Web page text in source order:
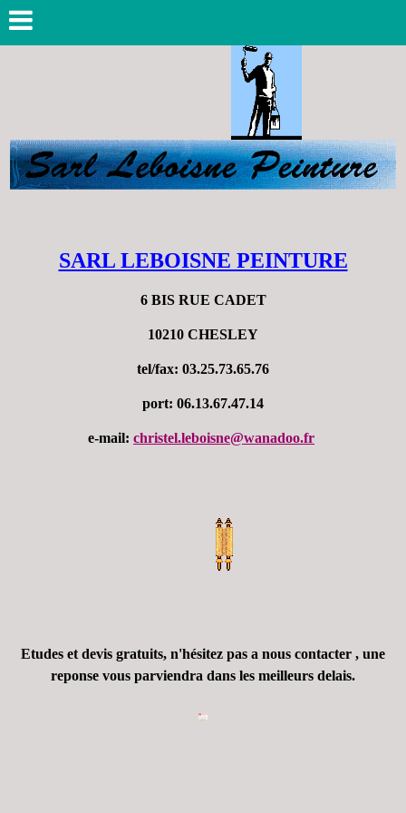
SARL LEBOISNE PEINTURE
6 BIS RUE CADET
10210 CHESLEY
tel/fax: 03.25.73.65.76
port: 06.13.67.47.14
e-mail: christel.leboisne@wanadoo.fr
Etudes et devis gratuits, n'hésitez pas a nous contacter , une
reponse vous parviendra dans les meilleurs delais.